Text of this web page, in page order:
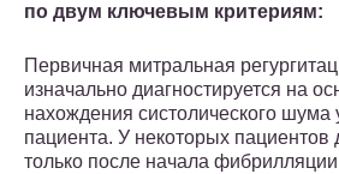
по двум ключевым критериям:
Первичная митральная
изначально диагностируется на
нахождения систолического шума
пациента. У некоторых пациентов
только после начала